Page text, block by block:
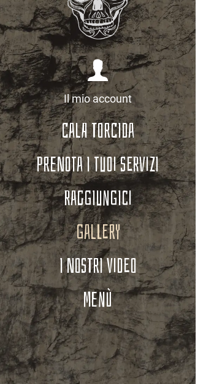
Il mio account
Cala Torcida
Prenota i tuoi servizi
Raggiungici
Gallery
I Nostri Video
Menù